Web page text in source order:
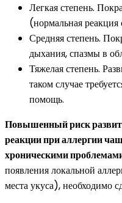
Легкая степень.
(нормальная реакция
Средняя степень.
дыхания, спазмы в
Тяжелая степень.
таком случае
помощь.
Повышенный риск
реакции при аллергии
хроническими
появления локальной
места укуса), необходимо